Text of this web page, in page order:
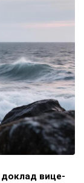
вице-